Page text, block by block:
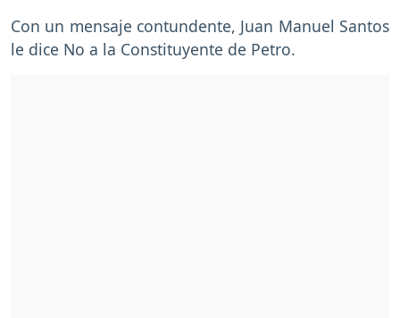
Con un mensaje contundente, Juan Manuel Santos
le dice No a la Constituyente de Petro.